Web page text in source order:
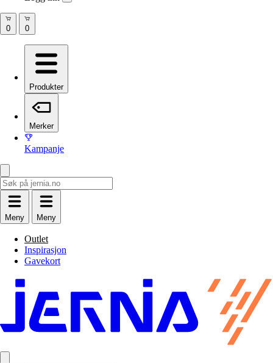
Produkter
Merker
Kampanje
Meny Meny
Outlet
Inspirasjon
Gavekort